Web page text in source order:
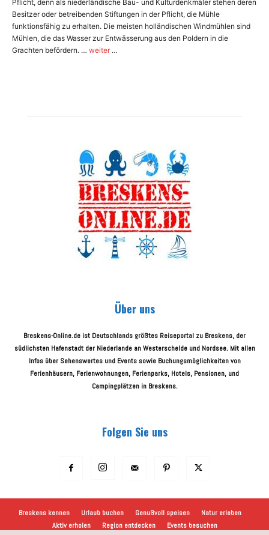
Pflicht, denn als niederländische Bau- und Kulturdenkmäler stehen deren
Besitzer oder betreibenden Stiftungen in der Pflicht, die Mühle
funktionsfähig zu erhalten. Die meisten holländischen Windmühlen sind
Mühlen, die das Wasser zur Entwässerung aus den Poldern in die
Grachten befördern. … weiter…
Über uns
Breskens-Online.de ist Deutschlands größtes Reiseportal zu Breskens, der
südlichsten Hafenstadt der Niederlande an Westerschelde und Nordsee. Mit allen
Infos über Sehenswertes und Events sowie Buchungsmöglichkeiten von
Ferienhäusern, Ferienwohnungen, Ferienparks, Hotels, Pensionen, und
Campingplätzen in Breskens.
Folgen Sie uns
Breskens kennen Urlaub buchen Genußvoll speisen
Natur erleben
Aktiv erholen
Region entdecken Events besuchen